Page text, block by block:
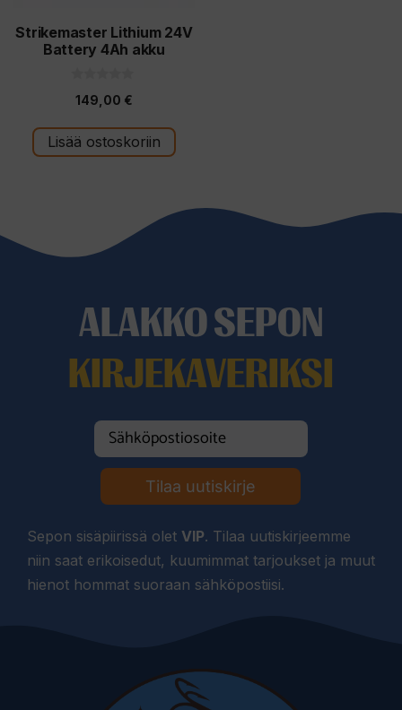
Strikemaster Lithium 24V
Battery 4Ah akku
s
t
ä
149,00 €
Lisää ostoskoriin
ALAKKO SEPON
KIRJEKAVERIKSI
Tilaa uutiskirje
Sepon sisäpiirissä olet VIP. Tilaa uutiskirjeemme
niin saat erikoisedut, kuumimmat tarjoukset ja muut
hienot hommat suoraan sähköpostiisi.